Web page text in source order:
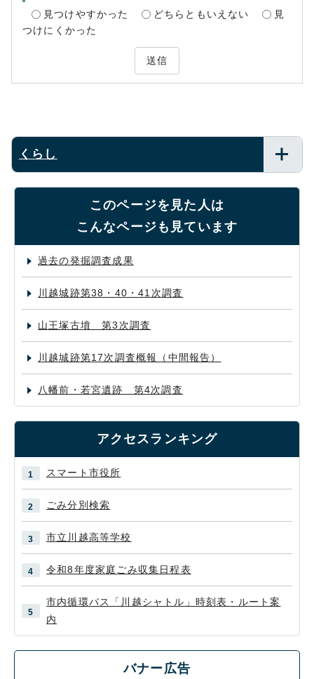
見つけやすかった
どちらともいえない
見
つけにくかった
送信
くらし
このページを見た人は
こんなページも見ています
過去の発掘調査成果
川越城跡第38・40・41次調査
山王塚古墳 第3次調査
川越城跡第17次調査概報（中間報告）
八幡前・若宮遺跡 第4次調査
アクセスランキング
スマート市役所
ごみ分別検索
市立川越高等学校
令和8年度家庭ごみ収集日程表
市内循環バス「川越シャトル」時刻表・ルート案
内
バナー広告